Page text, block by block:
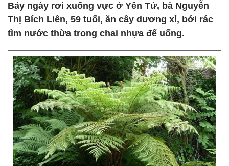
Bảy ngày rơi xuống vực ở Yên Tử, bà Nguyễn
Thị Bích Liên, 59 tuổi, ăn cây dương xỉ, bới rác
tìm nước thừa trong chai nhựa để uống.